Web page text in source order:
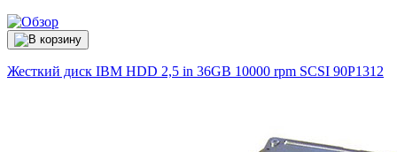
Жесткий диск IBM HDD 2,5 in 36GB 10000 rpm SCSI 90P1312